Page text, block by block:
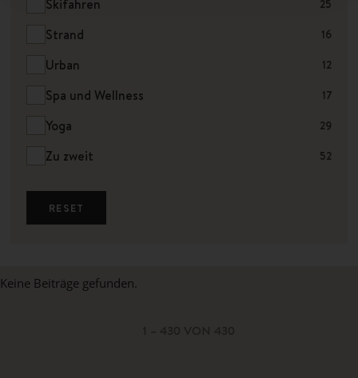
Skifahren 25
Strand 16
Urban 12
Spa und Wellness 17
Yoga 29
Zu zweit 52
RESET
Keine Beiträge gefunden.
1 – 430 VON 430